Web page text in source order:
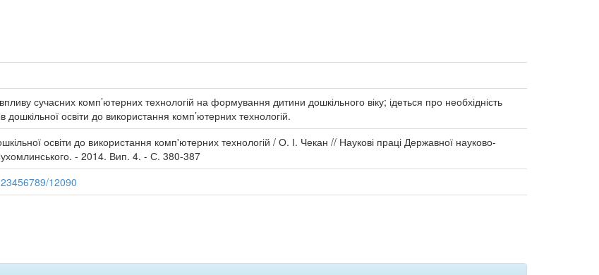
сучасних комп’ютерних технологій на формування дитини дошкільного віку; ідеться про необхідність
дошкільної освіти до використання комп’ютерних технологій.
освіти до використання комп'ютерних технологій / О. І. Чекан // Наукові праці Державної науково-
Сухомлинського. - 2014. Вип. 4. - С. 380-387
12090